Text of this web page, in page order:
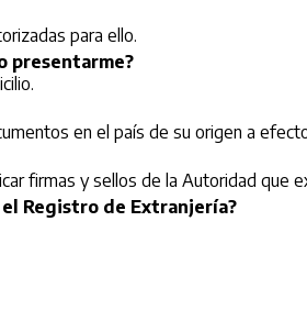
para ello.
presentarme?
en el país de su origen a
firmas y sellos de la Autoridad que
Registro de Extranjería?